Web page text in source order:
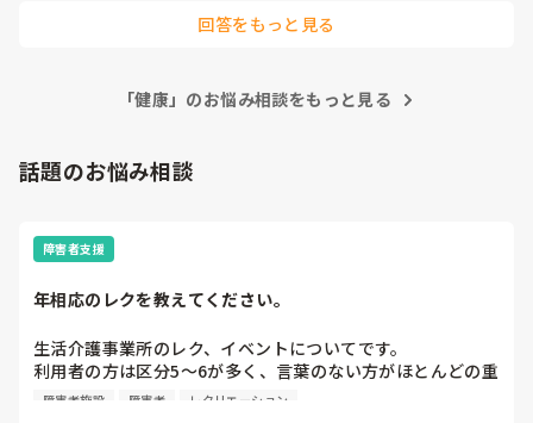
前の施設は勤務中に時間になったら近くの提携してる病院に行
院行って受けて戻って仕事でした。
ました。この時は勤務中ならそのまま受けて仕事、休みならわ
ざわざ出てきて受けるみたいな流れでした。
回答をもっと見る
「健康」のお悩み相談をもっと見る
話題のお悩み相談
障害者支援
年相応のレクを教えてください。
生活介護事業所のレク、イベントについてです。
利用者の方は区分5〜6が多く、言葉のない方がほとんどの重
度〜最重度の方々です。
障害者施設 障害者 レクリエーション